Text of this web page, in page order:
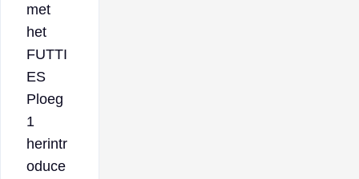
met
het
FUTTI
ES
Ploeg
1
herintr
oduce